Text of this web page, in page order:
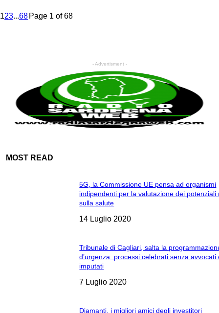
123...68 Page 1 of 68
- Advertisment -
MOST READ
5G, la Commissione UE pensa ad organismi
indipendenti per la valutazione dei potenziali
sulla salute
14 Luglio 2020
Tribunale di Cagliari, salta la
d’urgenza: processi celebrati senza avvocati
imputati
7 Luglio 2020
Diamanti, i migliori amici degli investitori